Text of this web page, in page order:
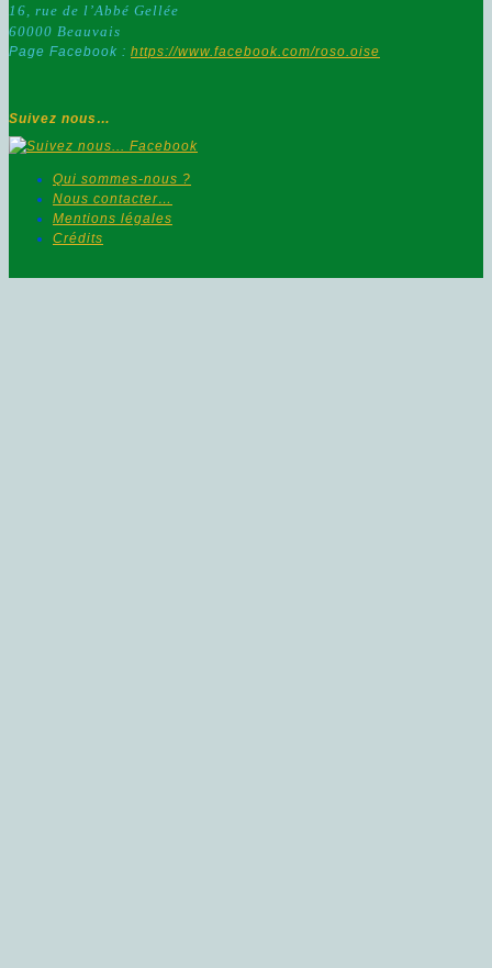
16, rue de l’Abbé Gellée
60000 Beauvais
Page Facebook : https://www.facebook.com/roso.oise
Suivez nous…
Qui sommes-nous ?
Nous contacter…
Mentions légales
Crédits